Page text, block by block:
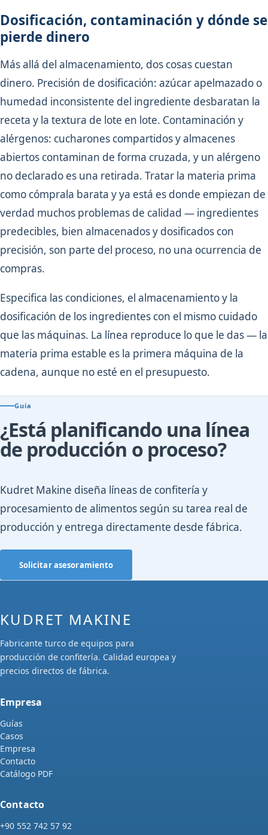
Dosificación, contaminación y dónde se
pierde dinero
Más allá del almacenamiento, dos cosas cuestan
dinero. Precisión de dosificación: azúcar apelmazado o
humedad inconsistente del ingrediente desbaratan la
receta y la textura de lote en lote. Contaminación y
alérgenos: cucharones compartidos y almacenes
abiertos contaminan de forma cruzada, y un alérgeno
no declarado es una retirada. Tratar la materia prima
como cómprala barata y ya está es donde empiezan de
verdad muchos problemas de calidad — ingredientes
predecibles, bien almacenados y dosificados con
precisión, son parte del proceso, no una ocurrencia de
compras.
Especifica las condiciones, el almacenamiento y la
dosificación de los ingredientes con el mismo cuidado
que las máquinas. La línea reproduce lo que le das — la
materia prima estable es la primera máquina de la
cadena, aunque no esté en el presupuesto.
Guía
¿Está planificando una línea
de producción o proceso?
Kudret Makine diseña líneas de confitería y
procesamiento de alimentos según su tarea real de
producción y entrega directamente desde fábrica.
Solicitar asesoramiento
KUDRET MAKINE
Fabricante turco de equipos para
producción de confitería. Calidad europea y
precios directos de fábrica.
Empresa
Guías
Casos
Empresa
Contacto
Catálogo PDF
Contacto
+90 552 742 57 92